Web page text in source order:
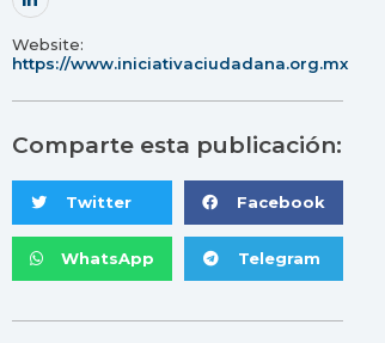
Website:
https://www.iniciativaciudadana.org.mx
Comparte esta publicación:
Twitter Facebook
WhatsApp Telegram